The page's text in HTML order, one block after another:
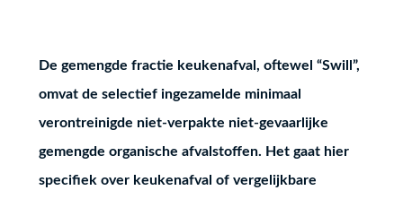
De gemengde fractie keukenafval, oftewel “Swill”,
omvat de selectief ingezamelde minimaal
verontreinigde niet-verpakte niet-gevaarlijke
gemengde organische afvalstoffen. Het gaat hier
specifiek over keukenafval of vergelijkbare